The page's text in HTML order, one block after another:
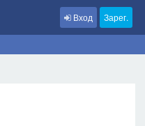
Вход Зарег.